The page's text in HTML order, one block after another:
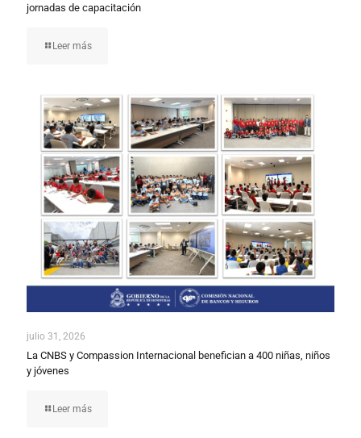
jornadas de capacitación
Leer más
julio 31, 2026
La CNBS y Compassion Internacional benefician a 400 niñas, niños
y jóvenes
Leer más